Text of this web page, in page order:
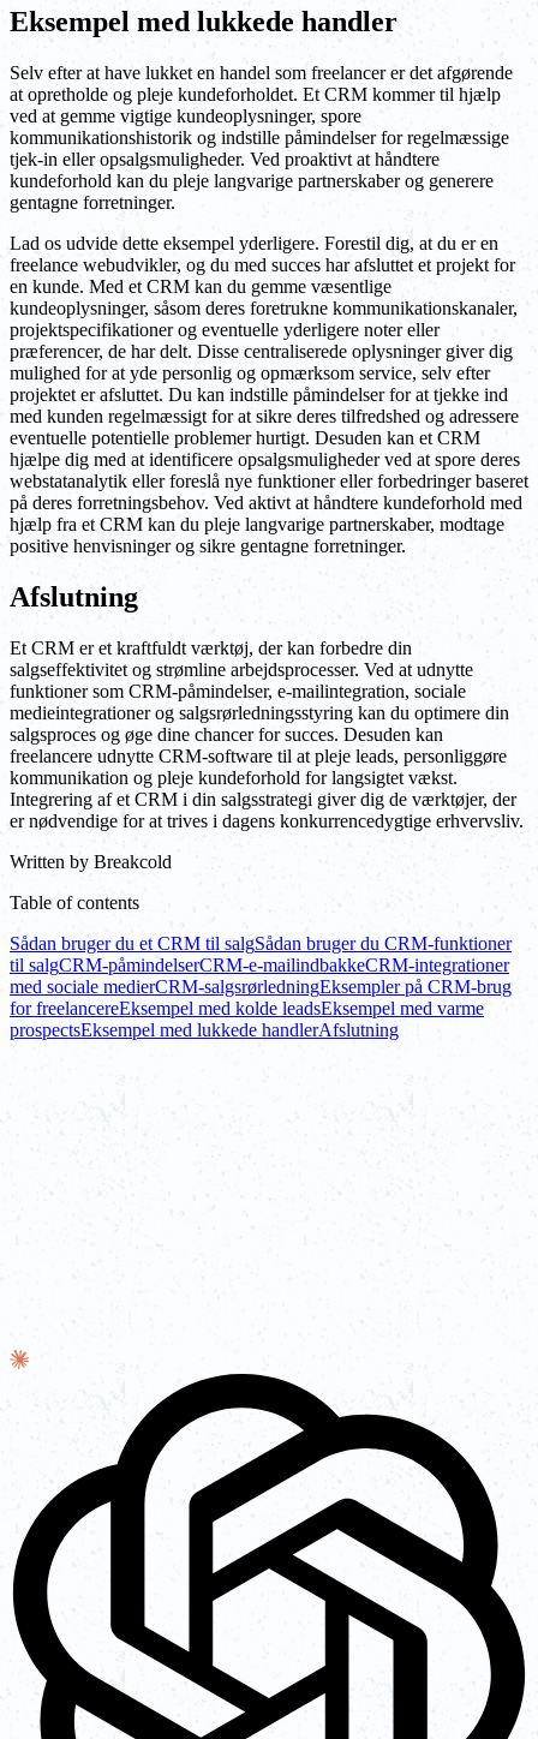
Eksempel med lukkede handler
Selv efter at have lukket en handel som freelancer er det afgørende
at opretholde og pleje kundeforholdet. Et CRM kommer til hjælp
ved at gemme vigtige kundeoplysninger, spore
kommunikationshistorik og indstille påmindelser for regelmæssige
tjek-in eller opsalgsmuligheder. Ved proaktivt at håndtere
kundeforhold kan du pleje langvarige partnerskaber og generere
gentagne forretninger.
Lad os udvide dette eksempel yderligere. Forestil dig, at du er en
freelance webudvikler, og du med succes har afsluttet et projekt for
en kunde. Med et CRM kan du gemme væsentlige
kundeoplysninger, såsom deres foretrukne kommunikationskanaler,
projektspecifikationer og eventuelle yderligere noter eller
præferencer, de har delt. Disse centraliserede oplysninger giver dig
mulighed for at yde personlig og opmærksom service, selv efter
projektet er afsluttet. Du kan indstille påmindelser for at tjekke ind
med kunden regelmæssigt for at sikre deres tilfredshed og adressere
eventuelle potentielle problemer hurtigt. Desuden kan et CRM
hjælpe dig med at identificere opsalgsmuligheder ved at spore deres
webstatanalytik eller foreslå nye funktioner eller forbedringer baseret
på deres forretningsbehov. Ved aktivt at håndtere kundeforhold med
hjælp fra et CRM kan du pleje langvarige partnerskaber, modtage
positive henvisninger og sikre gentagne forretninger.
Afslutning
Et CRM er et kraftfuldt værktøj, der kan forbedre din
salgseffektivitet og strømline arbejdsprocesser. Ved at udnytte
funktioner som CRM-påmindelser, e-mailintegration, sociale
medieintegrationer og salgsrørledningsstyring kan du optimere din
salgsproces og øge dine chancer for succes. Desuden kan
freelancere udnytte CRM-software til at pleje leads, personliggøre
kommunikation og pleje kundeforhold for langsigtet vækst.
Integrering af et CRM i din salgsstrategi giver dig de værktøjer, der
er nødvendige for at trives i dagens konkurrencedygtige erhvervsliv.
Written by Breakcold
Table of contents
Sådan bruger du et CRM til salgSådan bruger du CRM-funktioner
til salgCRM-påmindelserCRM-e-mailindbakkeCRM-integrationer
med sociale medierCRM-salgsrørledningEksempler på CRM-brug
for freelancereEksempel med kolde leadsEksempel med varme
prospectsEksempel med lukkede handlerAfslutning